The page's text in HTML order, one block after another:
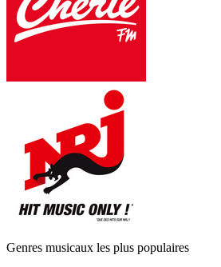
Genres musicaux les plus populaires